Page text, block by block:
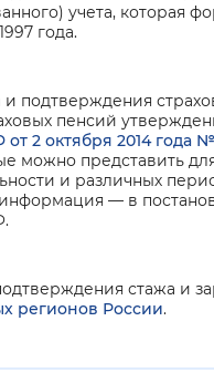
Остановить
стандартные
учета, которая
года.
подтверждения
пенсий
2 октября 2014 года №
можно представить
и различных
— в
стажа и
регионов России.